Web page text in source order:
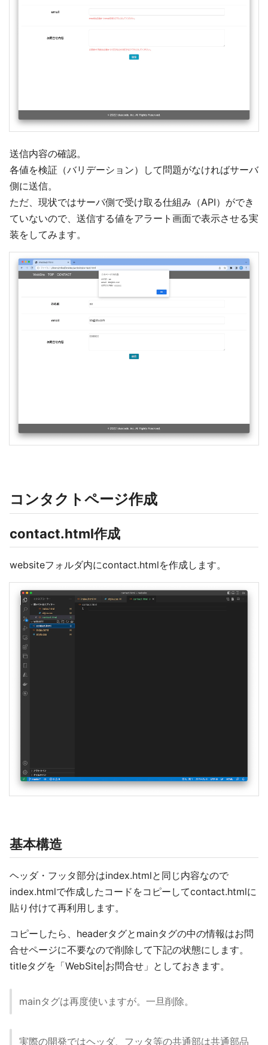
送信内容の確認。
各値を検証（バリデーション）して問題がなければサーバ
側に送信。
ただ、現状ではサーバ側で受け取る仕組み（API）ができ
ていないので、送信する値をアラート画面で表示させる実
装をしてみます。
コンタクトページ作成
contact.html作成
websiteフォルダ内にcontact.htmlを作成します。
基本構造
ヘッダ・フッタ部分はindex.htmlと同じ内容なので
index.htmlで作成したコードをコピーしてcontact.htmlに
貼り付けて再利用します。
コピーしたら、headerタグとmainタグの中の情報はお問
合せページに不要なので削除して下記の状態にします。
titleタグを「WebSite|お問合せ」としておきます。
mainタグは再度使いますが。一旦削除。
実際の開発ではヘッダ、フッタ等の共通部は共通部品